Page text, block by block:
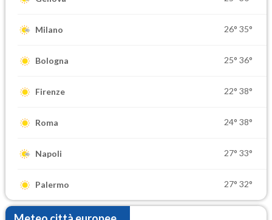
Milano 26° 35°
Bologna 25° 36°
Firenze 22° 38°
Roma 24° 38°
Napoli 27° 33°
Palermo 27° 32°